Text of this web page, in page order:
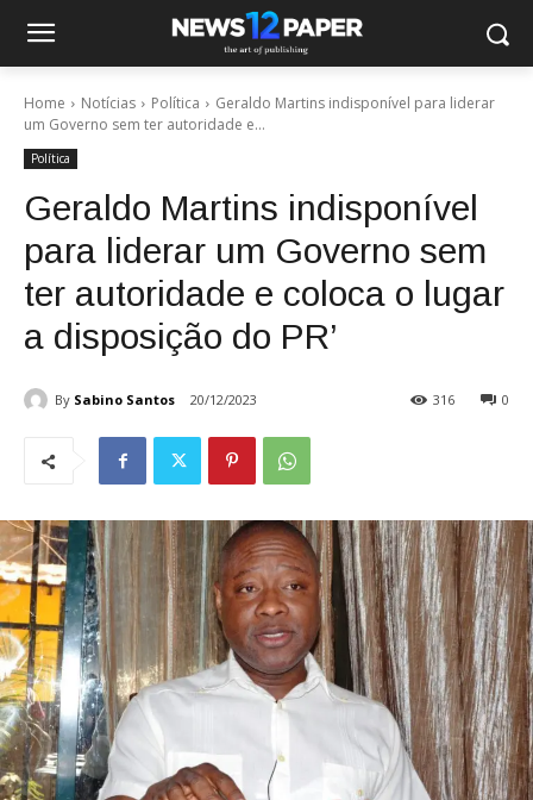
Home Notícias Política
Geraldo Martins indisponível para liderar
um Governo sem ter autoridade e...
Política
Geraldo Martins indisponível
para liderar um Governo sem
ter autoridade e coloca o lugar
a disposição do PR’
By Sabino Santos 20/12/2023 0
316